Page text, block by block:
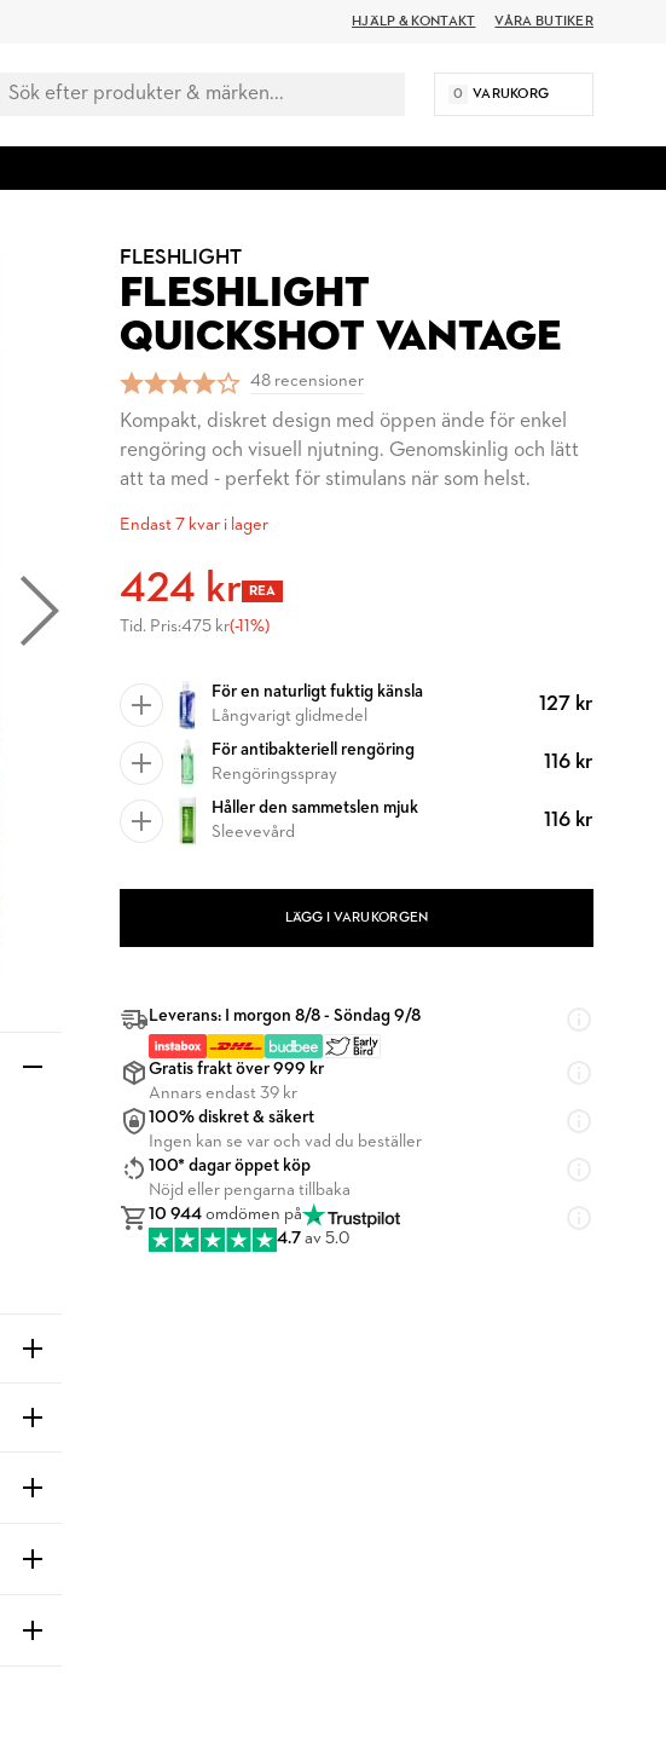
HJÄLP & KONTAKT VÅRA BUTIKER
0 VARUKORG
FLESHLIGHT
FLESHLIGHT
QUICKSHOT VANTAGE
48 recensioner
Kompakt, diskret design med öppen ände för enkel
rengöring och visuell njutning. Genomskinlig och lätt
att ta med - perfekt för stimulans när som helst.
Endast 7 kvar i lager
424 kr REA
Tid. Pris:475 kr(-11%)
För en naturligt fuktig känsla
Långvarigt glidmedel
127 kr
För antibakteriell rengöring
Rengöringsspray
116 kr
Håller den sammetslen mjuk
Sleevevård
116 kr
LÄGG I VARUKORGEN
Leverans: I morgon 8/8 - Söndag 9/8
Gratis frakt över 999 kr
Annars endast 39 kr
100% diskret & säkert
Ingen kan se var och vad du beställer
100* dagar öppet köp
Nöjd eller pengarna tillbaka
10 944 omdömen på
4.7 av 5.0